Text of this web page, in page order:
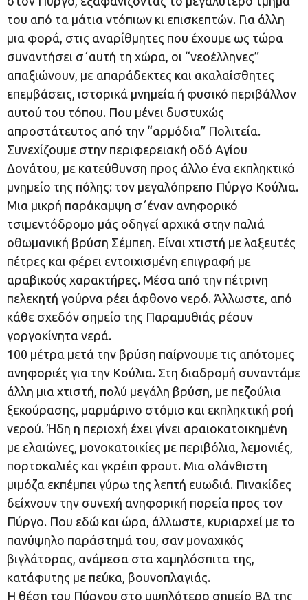
του από τα μάτια ντόπιων κι επισκεπτών. Για άλλη
μια φορά, στις αναρίθμητες που έχουμε ως τώρα
συναντήσει σ΄αυτή τη χώρα, οι “νεοέλληνες”
απαξιώνουν, με απαράδεκτες και ακαλαίσθητες
επεμβάσεις, ιστορικά μνημεία ή φυσικό περιβάλλον
αυτού του τόπου. Που μένει δυστυχώς
απροστάτευτος από την “αρμόδια” Πολιτεία.
Συνεχίζουμε στην περιφερειακή οδό Αγίου
Δονάτου, με κατεύθυνση προς άλλο ένα εκπληκτικό
μνημείο της πόλης: τον μεγαλόπρεπο Πύργο Κούλια.
Μια μικρή παράκαμψη σ΄έναν ανηφορικό
τσιμεντόδρομο μάς οδηγεί αρχικά στην παλιά
οθωμανική βρύση Σέμπεη. Είναι χτιστή με λαξευτές
πέτρες και φέρει εντοιχισμένη επιγραφή με
αραβικούς χαρακτήρες. Μέσα από την πέτρινη
πελεκητή γούρνα ρέει άφθονο νερό. Άλλωστε, από
κάθε σχεδόν σημείο της Παραμυθιάς ρέουν
γοργοκίνητα νερά.
100 μέτρα μετά την βρύση παίρνουμε τις απότομες
ανηφοριές για την Κούλια. Στη διαδρομή συναντάμε
άλλη μια χτιστή, πολύ μεγάλη βρύση, με πεζούλια
ξεκούρασης, μαρμάρινο στόμιο και εκπληκτική ροή
νερού. Ήδη η περιοχή έχει γίνει αραιοκατοικημένη
με ελαιώνες, μονοκατοικίες με περιβόλια, λεμονιές,
πορτοκαλιές και γκρέιπ φρουτ. Μια ολάνθιστη
μιμόζα εκπέμπει γύρω της λεπτή ευωδιά. Πινακίδες
δείχνουν την συνεχή ανηφορική πορεία προς τον
Πύργο. Που εδώ και ώρα, άλλωστε, κυριαρχεί με το
πανύψηλο παράστημά του, σαν μοναχικός
βιγλάτορας, ανάμεσα στα χαμηλόσπιτα της,
κατάφυτης με πεύκα, βουνοπλαγιάς.
Η θέση του Πύργου στο υψηλότερο σημείο ΒΔ της